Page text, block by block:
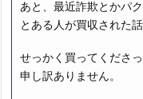
あと、最近詐欺とかパ
とある人が買収された
せっかく買ってくださ
申し訳ありません。